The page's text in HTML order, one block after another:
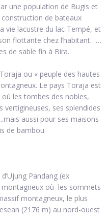
une population de Bugis et
de bateaux
vie lacustre du lac Tempé, et
flottante chez l’habitant……
de sable fin à Bira.
ou « peuple des hautes
Le pays Toraja est
les tombes des nobles,
vertigineuses, ses splendides
aussi pour ses maisons
de bambou.
Pandang (ex
montagneux où les sommets
montagneux, le plus
(2176 m) au nord-ouest